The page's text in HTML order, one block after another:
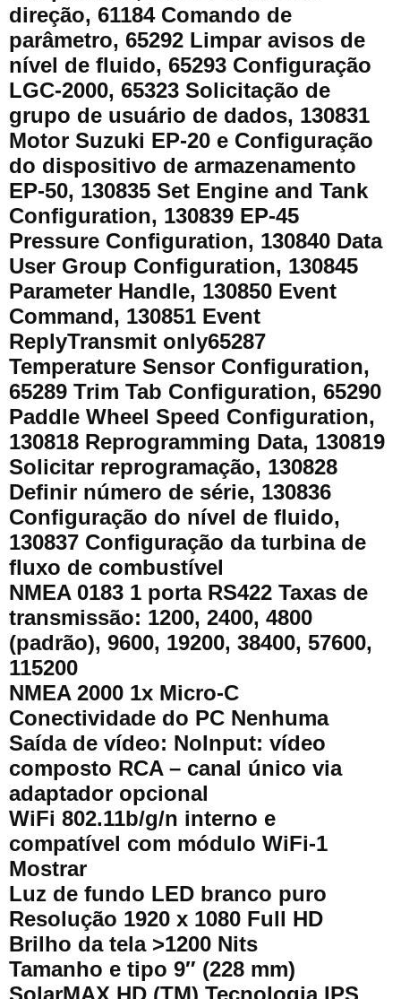
direção, 61184 Comando de
parâmetro, 65292 Limpar avisos de
nível de fluido, 65293 Configuração
LGC-2000, 65323 Solicitação de
grupo de usuário de dados, 130831
Motor Suzuki EP-20 e Configuração
do dispositivo de armazenamento
EP-50, 130835 Set Engine and Tank
Configuration, 130839 EP-45
Pressure Configuration, 130840 Data
User Group Configuration, 130845
Parameter Handle, 130850 Event
Command, 130851 Event
ReplyTransmit only65287
Temperature Sensor Configuration,
65289 Trim Tab Configuration, 65290
Paddle Wheel Speed Configuration,
130818 Reprogramming Data, 130819
Solicitar reprogramação, 130828
Definir número de série, 130836
Configuração do nível de fluido,
130837 Configuração da turbina de
fluxo de combustível
NMEA 0183 1 porta RS422 Taxas de
transmissão: 1200, 2400, 4800
(padrão), 9600, 19200, 38400, 57600,
115200
NMEA 2000 1x Micro-C
Conectividade do PC Nenhuma
Saída de vídeo: NoInput: vídeo
composto RCA – canal único via
adaptador opcional
WiFi 802.11b/g/n interno e
compatível com módulo WiFi-1
Mostrar
Luz de fundo LED branco puro
Resolução 1920 x 1080 Full HD
Brilho da tela >1200 Nits
Tamanho e tipo 9″ (228 mm)
SolarMAX HD (TM) Tecnologia IPS